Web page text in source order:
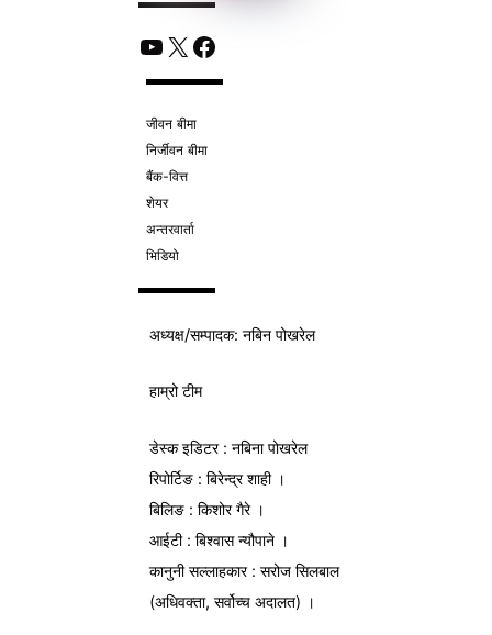
YouTube
X Facebook
जीवन बीमा
निर्जीवन बीमा
बैंक-वित्त
शेयर
अन्तरवार्ता
भिडियो
अध्यक्ष/सम्पादक: नबिन पोखरेल
हाम्रो टीम
डेस्क इडिटर : नबिना पोखरेल
रिपोर्टिङ : बिरेन्द्र शाही ।
बिलिङ : किशोर गैरे ।
आईटी : बिश्वास न्यौपाने ।
कानुनी सल्लाहकार : सरोज सिलबाल
(अधिवक्ता, सर्वोच्च अदालत) ।